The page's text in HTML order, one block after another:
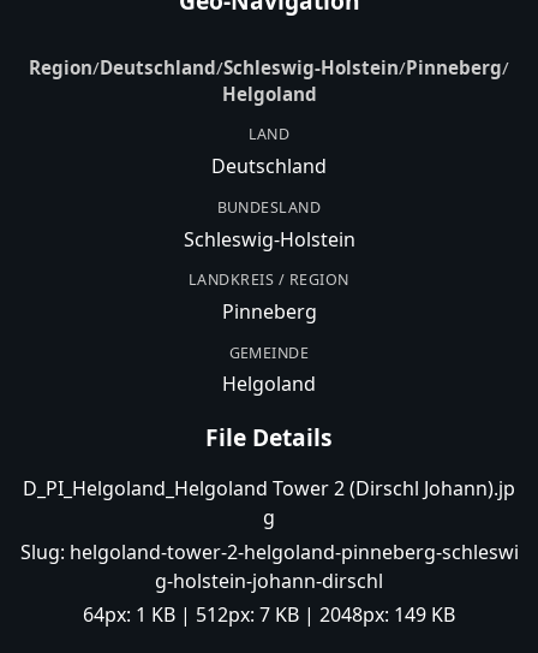
Region/Deutschland/Schleswig-Holstein/Pinneberg/
Helgoland
LAND
Deutschland
BUNDESLAND
Schleswig-Holstein
LANDKREIS / REGION
Pinneberg
GEMEINDE
Helgoland
File Details
D_PI_Helgoland_Helgoland Tower 2 (Dirschl Johann).jp
g
Slug: helgoland-tower-2-helgoland-pinneberg-schleswi
g-holstein-johann-dirschl
64px: 1 KB | 512px: 7 KB | 2048px: 149 KB